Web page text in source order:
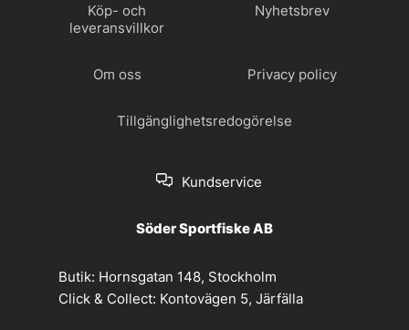
Köp- och
leveransvillkor
Nyhetsbrev
Om oss Privacy policy
Tillgänglighetsredogörelse
Kundservice
Söder Sportfiske AB
Butik: Hornsgatan 148, Stockholm
Click & Collect: Kontovägen 5, Järfälla